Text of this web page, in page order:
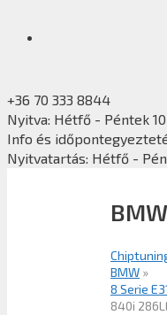
+36 70 333 8844
Nyitva: Hétfő - Péntek
Info és
Nyitvatartás: Hétfő -
BMW »
8 Serie
840i